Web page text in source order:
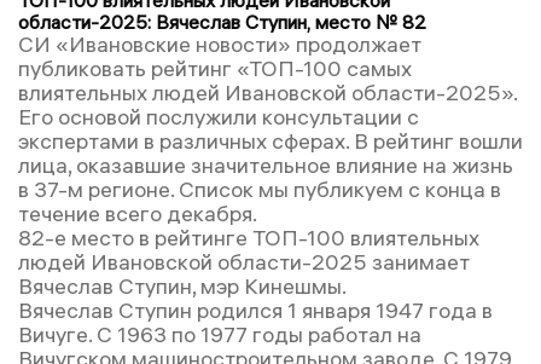
области-2025: Вячеслав Ступин, место № 82
СИ «Ивановские новости» продолжает
публиковать рейтинг «ТОП-100 самых
влиятельных людей Ивановской области-2025».
Его основой послужили консультации с
экспертами в различных сферах. В рейтинг вошли
лица, оказавшие значительное влияние на жизнь
в 37-м регионе. Список мы публикуем с конца в
течение всего декабря.
82-е место в рейтинге ТОП-100 влиятельных
людей Ивановской области-2025 занимает
Вячеслав Ступин, мэр Кинешмы.
Вячеслав Ступин родился 1 января 1947 года в
Вичуге. С 1963 по 1977 годы работал на